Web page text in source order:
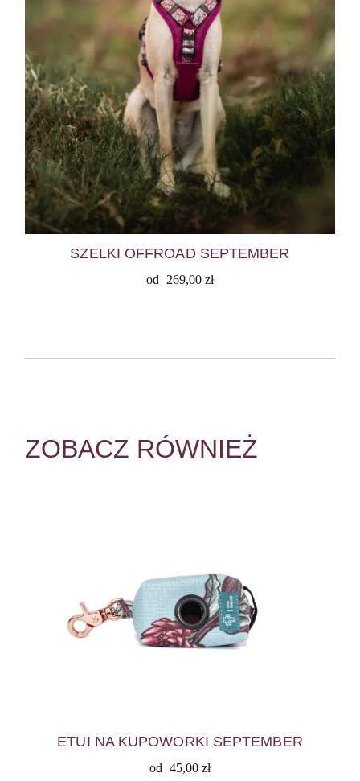
SZELKI OFFROAD SEPTEMBER
od 269,00 zł
ZOBACZ RÓWNIEŻ
ETUI NA KUPOWORKI SEPTEMBER
od 45,00 zł